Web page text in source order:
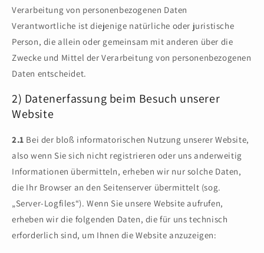
Verarbeitung von personenbezogenen Daten
Verantwortliche ist diejenige natürliche oder juristische
Person, die allein oder gemeinsam mit anderen über die
Zwecke und Mittel der Verarbeitung von personenbezogenen
Daten entscheidet.
2) Datenerfassung beim Besuch unserer
Website
2.1 Bei der bloß informatorischen Nutzung unserer Website,
also wenn Sie sich nicht registrieren oder uns anderweitig
Informationen übermitteln, erheben wir nur solche Daten,
die Ihr Browser an den Seitenserver übermittelt (sog.
„Server-Logfiles“). Wenn Sie unsere Website aufrufen,
erheben wir die folgenden Daten, die für uns technisch
erforderlich sind, um Ihnen die Website anzuzeigen: